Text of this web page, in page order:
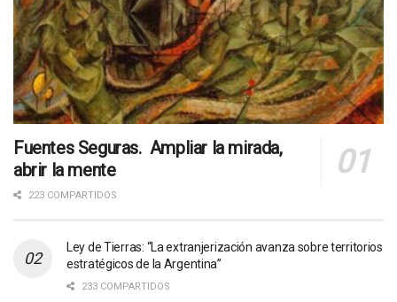
Fuentes Seguras. Ampliar la mirada,
abrir la mente
223 COMPARTIDOS
Ley de Tierras: “La extranjerización avanza sobre territorios
estratégicos de la Argentina”
233 COMPARTIDOS